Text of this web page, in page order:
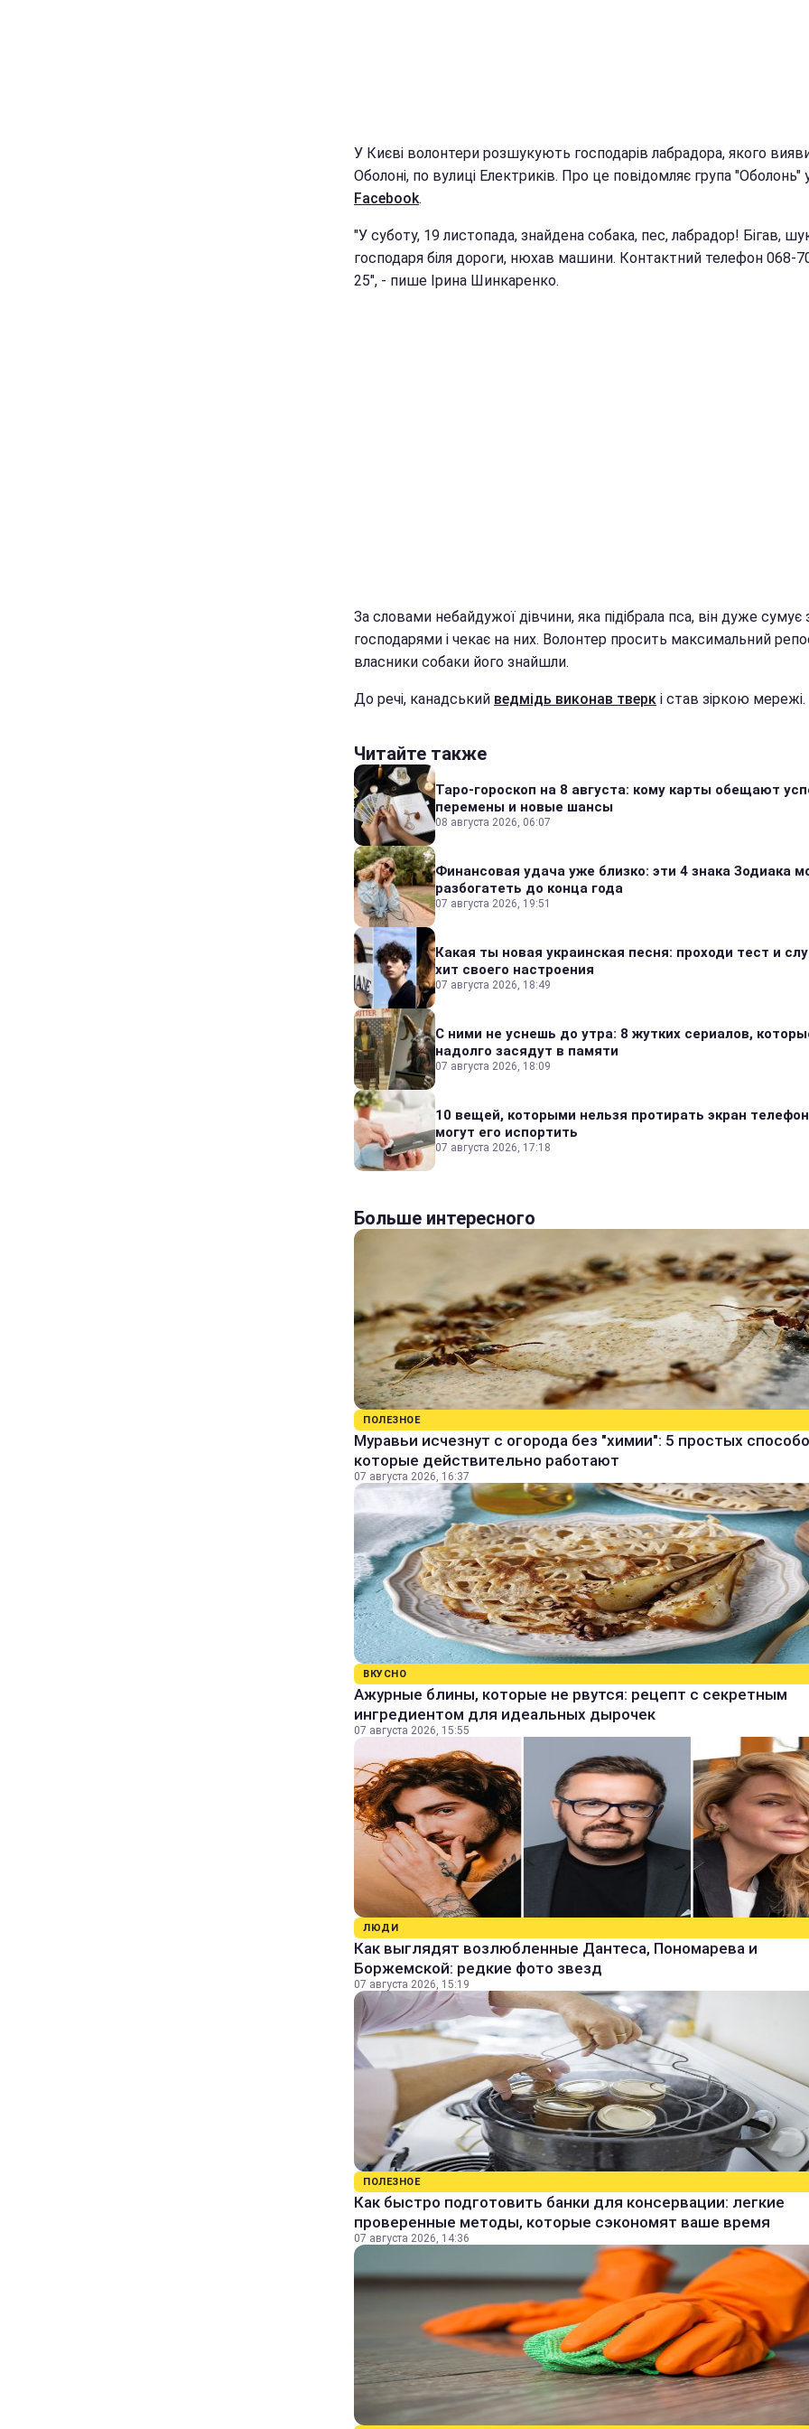
У Києві волонтери розшукують господарів лабрадора, якого
Оболоні, по вулиці Електриків. Про це повідомляє група "Оболонь"
Facebook.
"У суботу, 19 листопада, знайдена собака, пес, лабрадор! Бігав,
господаря біля дороги, нюхав машини. Контактний телефон 068-
25", - пише Ірина Шинкаренко.
За словами небайдужої дівчини, яка підібрала пса, він дуже сумує
господарями і чекає на них. Волонтер просить максимальний
власники собаки його знайшли.
До речі, канадський ведмідь виконав тверк і став зіркою мережі.
Читайте также
Таро-гороскоп на 8 августа: кому карты обещают
перемены и новые шансы
08 августа 2026, 06:07
Финансовая удача уже близко: эти 4 знака Зодиака
разбогатеть до конца года
07 августа 2026, 19:51
Какая ты новая украинская песня: проходи тест и
хит своего настроения
07 августа 2026, 18:49
С ними не уснешь до утра: 8 жутких сериалов,
надолго засядут в памяти
07 августа 2026, 18:09
10 вещей, которыми нельзя протирать экран
могут его испортить
07 августа 2026, 17:18
Больше интересного
ПОЛЕЗНОЕ
Муравьи исчезнут с огорода без "химии": 5 простых
которые действительно работают
07 августа 2026, 16:37
ВКУСНО
Ажурные блины, которые не рвутся: рецепт с секретным
ингредиентом для идеальных дырочек
07 августа 2026, 15:55
ЛЮДИ
Как выглядят возлюбленные Дантеса, Пономарева и
Боржемской: редкие фото звезд
07 августа 2026, 15:19
ПОЛЕЗНОЕ
Как быстро подготовить банки для консервации: легкие
проверенные методы, которые сэкономят ваше время
07 августа 2026, 14:36